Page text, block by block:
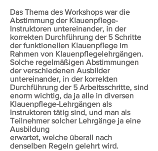
Das Thema des Workshops war die
Abstimmung der Klauenpflege-
Instruktoren untereinander, in der
korrekten Durchführung der 5 Schritte
der funktionellen Klauenpflege im
Rahmen von Klauenpflegelehrgängen.
Solche regelmäßigen Abstimmungen
der verschiedenen Ausbilder
untereinander, in der korrekten
Durchführung der 5 Arbeitsschritte, sind
enorm wichtig, da ja alle in diversen
Klauenpflege-Lehrgängen als
Instruktoren tätig sind, und man als
Teilnehmer solcher Lehrgänge ja eine
Ausbildung
erwartet, welche überall nach
denselben Regeln gelehrt wird.